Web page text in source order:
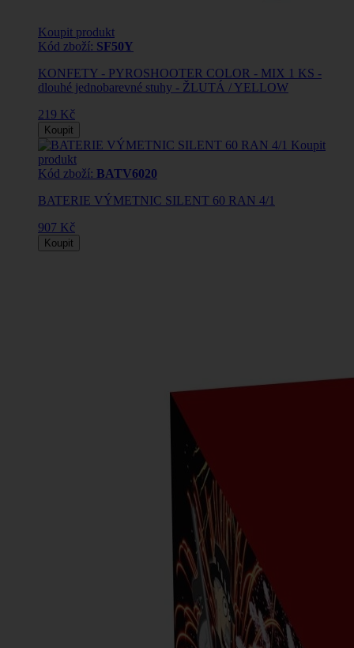
Koupit produkt
Kód zboží: SF50Y
KONFETY - PYROSHOOTER COLOR - MIX 1 KS -
dlouhé jednobarevné stuhy - ŽLUTÁ / YELLOW
219 Kč
Koupit
Koupit
produkt
Kód zboží: BATV6020
BATERIE VÝMETNIC SILENT 60 RAN 4/1
907 Kč
Koupit